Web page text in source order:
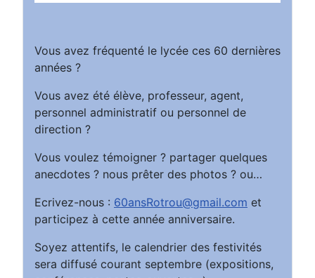
Vous avez fréquenté le lycée ces 60 dernières
années ?
Vous avez été élève, professeur, agent,
personnel administratif ou personnel de
direction ?
Vous voulez témoigner ? partager quelques
anecdotes ? nous prêter des photos ? ou…
Ecrivez-nous : 60ansRotrou@gmail.com et
participez à cette année anniversaire.
Soyez attentifs, le calendrier des festivités
sera diffusé courant septembre (expositions,